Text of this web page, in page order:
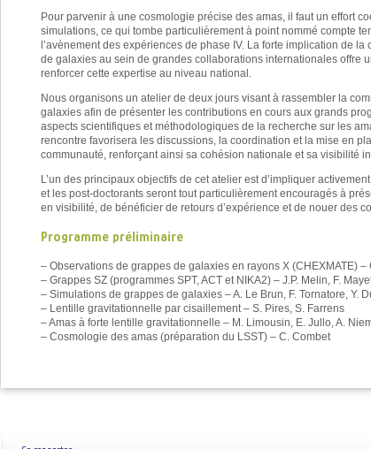
Pour parvenir à une cosmologie précise des amas, il faut un effort
simulations, ce qui tombe particulièrement à point nommé compte
l’avènement des expériences de phase IV. La forte implication de
de galaxies au sein de grandes collaborations internationales offre
renforcer cette expertise au niveau national.
Nous organisons un atelier de deux jours visant à rassembler la
galaxies afin de présenter les contributions en cours aux grands
aspects scientifiques et méthodologiques de la recherche sur les
rencontre favorisera les discussions, la coordination et la mise en
communauté, renforçant ainsi sa cohésion nationale et sa visibilité
L’un des principaux objectifs de cet atelier est d’impliquer
et les post-doctorants seront tout particulièrement encouragés à
en visibilité, de bénéficier de retours d’expérience et de nouer des
Programme préliminaire
– Observations de grappes de galaxies en rayons X (CHEXMATE) –
– Grappes SZ (programmes SPT, ACT et NIKA2) – J.P. Melin, F.
– Simulations de grappes de galaxies – A. Le Brun, F. Tornatore, Y.
– Lentille gravitationnelle par cisaillement – S. Pires, S. Farrens
– Amas à forte lentille gravitationnelle – M. Limousin, E. Jullo, A.
– Cosmologie des amas (préparation du LSST) – C. Combet